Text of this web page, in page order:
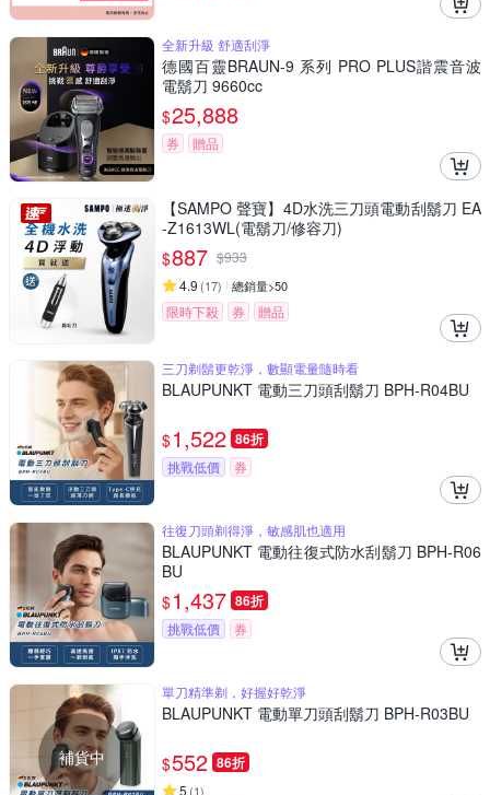
全新升級 舒適刮淨
德國百靈BRAUN-9 系列 PRO PLUS諧震音波
電鬍刀 9660cc
$25,888
券 贈品
【SAMPO 聲寶】4D水洗三刀頭電動刮鬍刀 EA
-Z1613WL(電鬍刀/修容刀)
$887 $933
4.9 (17) 總銷量>50
限時下殺 券 贈品
三刀剃鬍更乾淨，數顯電量隨時看
BLAUPUNKT 電動三刀頭刮鬍刀 BPH-R04BU
$1,522 86折
挑戰低價 券
往復刀頭剃得淨，敏感肌也適用
BLAUPUNKT 電動往復式防水刮鬍刀 BPH-R06
BU
$1,437 86折
挑戰低價 券
補貨中
單刀精準剃，好握好乾淨
BLAUPUNKT 電動單刀頭刮鬍刀 BPH-R03BU
$552 86折
5 (1)